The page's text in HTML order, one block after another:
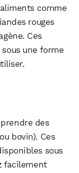
comme
rouges
Ces
une forme
des
bovin). Ces
sous
facilement